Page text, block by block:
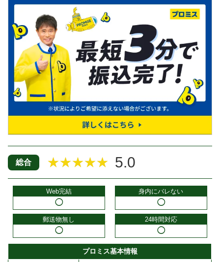
総合 ★★★★★ 5.0
Web完結
◯
身内にバレない
◯
郵送物無し
◯
24時間対応
◯
プロミス基本情報